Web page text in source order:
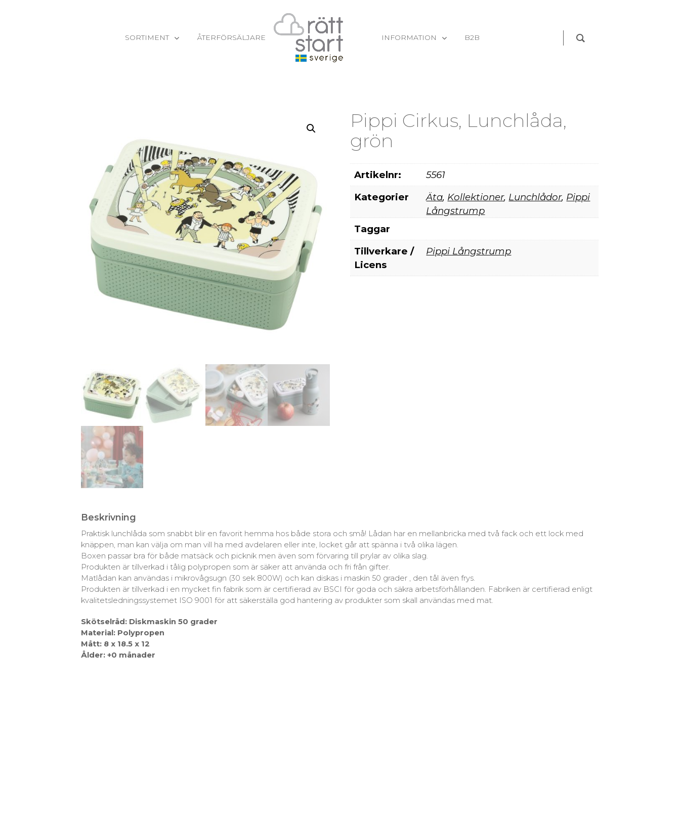
SORTIMENT ÅTERFÖRSÄLJARE INFORMATION B2B
Pippi Cirkus, Lunchlåda,
grön
Artikelnr:
5561
Kategorier
Äta, Kollektioner, Lunchlådor, Pippi
Långstrump
Taggar
Tillverkare /
Licens
Pippi Långstrump
Beskrivning
Praktisk lunchlåda som snabbt blir en favorit hemma hos både stora och små! Lådan har en mellanbricka med två fack och ett lock med
knäppen, man kan välja om man vill ha med avdelaren eller inte, locket går att spänna i två olika lägen.
Boxen passar bra för både matsäck och picknik men även som förvaring till prylar av olika slag.
Produkten är tillverkad i tålig polypropen som är säker att använda och fri från gifter.
Matlådan kan användas i mikrovågsugn (30 sek 800W) och kan diskas i maskin 50 grader , den tål även frys.
Produkten är tillverkad i en mycket fin fabrik som är certifierad av BSCI för goda och säkra arbetsförhållanden. Fabriken är certifierad enligt
kvalitetsledningssystemet ISO 9001 för att säkerställa god hantering av produkter som skall användas med mat.
Skötselråd: Diskmaskin 50 grader
Material: Polypropen
Mått: 8 x 18.5 x 12
Ålder: +0 månader